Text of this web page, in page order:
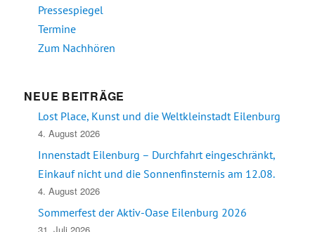
Pressespiegel
Termine
Zum Nachhören
NEUE BEITRÄGE
Lost Place, Kunst und die Weltkleinstadt Eilenburg
4. August 2026
Innenstadt Eilenburg – Durchfahrt eingeschränkt,
Einkauf nicht und die Sonnenfinsternis am 12.08.
4. August 2026
Sommerfest der Aktiv-Oase Eilenburg 2026
31. Juli 2026